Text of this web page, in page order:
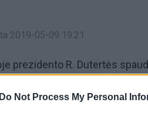
Do Not Process My Personal
2019-05-09 19:21
prezidento R. Dutertės
jį sutrikdė atkeliavęs